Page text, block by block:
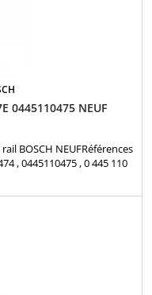
0445110475 NEUF
BOSCH NEUFRéférences
, 0445110475 , 0 445 110